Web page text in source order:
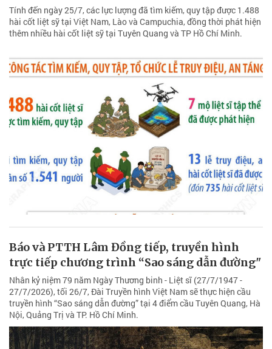
Tính đến ngày 25/7, các lực lượng đã tìm kiếm, quy tập được 1.488
hài cốt liệt sỹ tại Việt Nam, Lào và Campuchia, đồng thời phát hiện
thêm nhiều hài cốt liệt sỹ tại Tuyên Quang và TP Hồ Chí Minh.
Báo và PTTH Lâm Đồng tiếp, truyền hình
trực tiếp chương trình “Sao sáng dẫn đường"
Nhân kỷ niệm 79 năm Ngày Thương binh - Liệt sĩ (27/7/1947 -
27/7/2026), tối 26/7, Đài Truyền hình Việt Nam sẽ thực hiện cầu
truyền hình “Sao sáng dẫn đường” tại 4 điểm cầu Tuyên Quang, Hà
Nội, Quảng Trị và TP. Hồ Chí Minh.